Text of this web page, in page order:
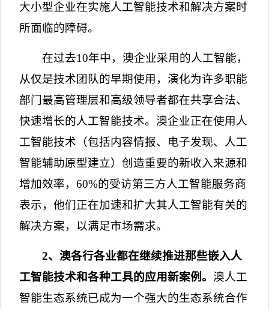
大小型企业在实施人工智能技术和解决方案时
所面临的障碍。
在过去10年中，澳企业采用的人工智能，
从仅是技术团队的早期使用，演化为许多职能
部门最高管理层和高级领导者都在共享合法、
快速增长的人工智能技术。澳企业正在使用人
工智能技术（包括内容情报、电子发现、人工
智能辅助原型建立）创造重要的新收入来源和
增加效率，60%的受访第三方人工智能服务商
表示，他们正在加速和扩大其人工智能有关的
解决方案，以满足市场需求。
2、澳各行各业都在继续推进那些嵌入人
工智能技术和各种工具的应用新案例。 澳人工
智能生态系统已成为一个强大的生态系统合作